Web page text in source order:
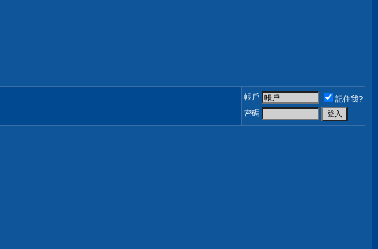
帳戶
記住我?
密碼